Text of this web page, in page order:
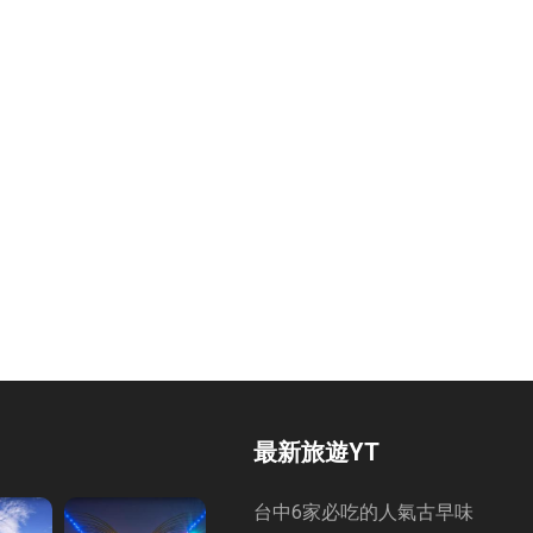
最新旅遊YT
台中6家必吃的人氣古早味